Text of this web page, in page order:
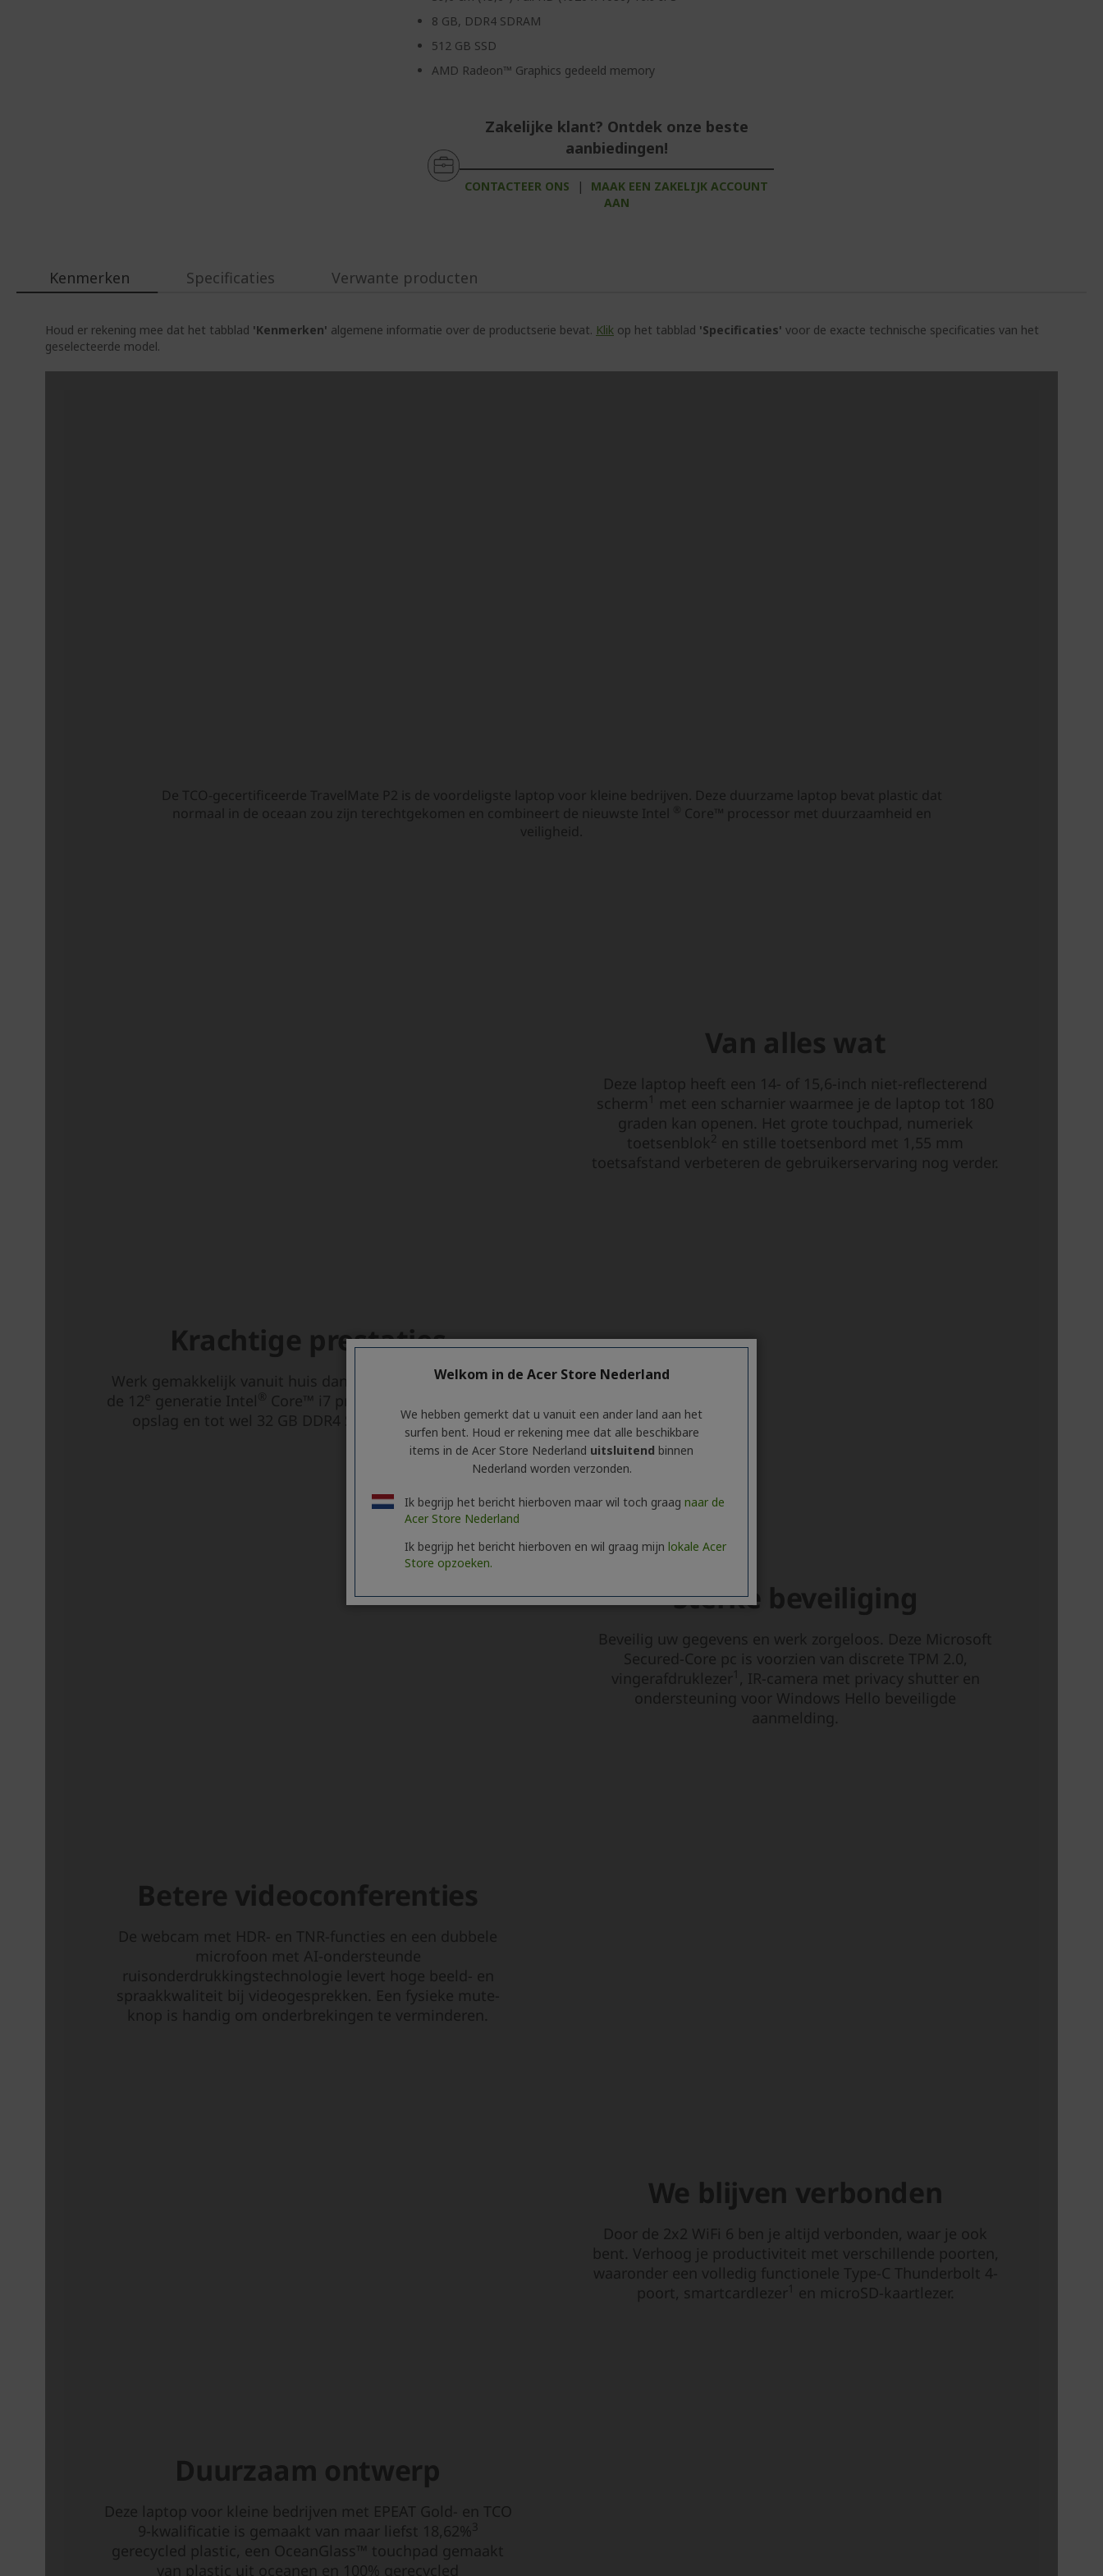
8 GB, DDR4 SDRAM
512 GB SSD
AMD Radeon™ Graphics gedeeld memory
Zakelijke klant? Ontdek onze beste
aanbiedingen!
CONTACTEER ONS |
MAAK EEN ZAKELIJK ACCOUNT
AAN
Kenmerken
Houd er rekening mee dat het tabblad 'Kenmerken' algemene informatie over de productserie bevat. Klik op het tabblad 'Specificaties' voor de exacte technische specificaties van het
geselecteerde model.
Specificaties Verwante producten
Welkom in de Acer Store Nederland
We hebben gemerkt dat u vanuit een ander land aan het
surfen bent. Houd er rekening mee dat alle beschikbare
items in de Acer Store Nederland uitsluitend binnen
Nederland worden verzonden.
Ik begrijp het bericht hierboven maar wil toch graag naar de
Acer Store Nederland
Ik begrijp het bericht hierboven en wil graag mijn lokale Acer
Store opzoeken.